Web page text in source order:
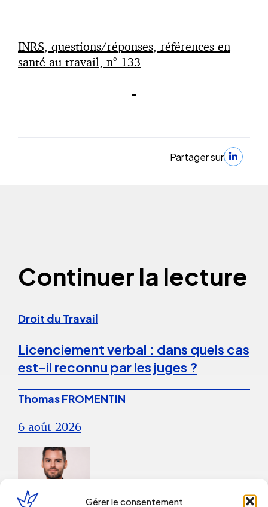
Gérer le consentement
INRS, questions/réponses, références en
santé au travail, n° 133
Partager sur
Continuer la lecture
Droit du Travail
Licenciement verbal : dans quels cas
est-il reconnu par les juges ?
Thomas FROMENTIN
6 août 2026